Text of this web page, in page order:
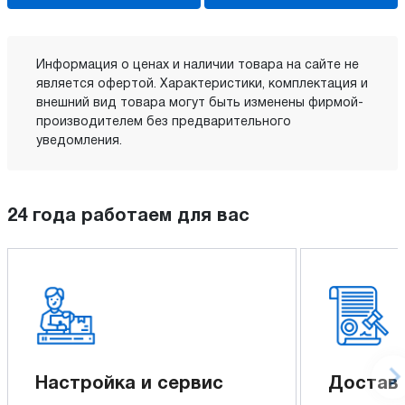
Информация о ценах и наличии товара на сайте не
является офертой. Характеристики, комплектация и
внешний вид товара могут быть изменены фирмой-
производителем без предварительного
уведомления.
24 года работаем для вас
Настройка и сервис